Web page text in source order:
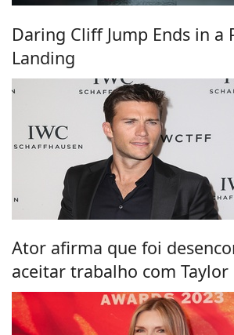
Daring Cliff Jump Ends in a
Landing
Ator afirma que foi
aceitar trabalho com Taylor